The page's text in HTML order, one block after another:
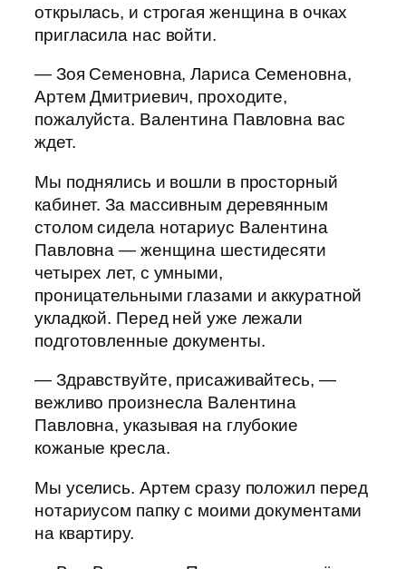
открылась, и строгая женщина в очках
пригласила нас войти.
— Зоя Семеновна, Лариса Семеновна,
Артем Дмитриевич, проходите,
пожалуйста. Валентина Павловна вас
ждет.
Мы поднялись и вошли в просторный
кабинет. За массивным деревянным
столом сидела нотариус Валентина
Павловна — женщина шестидесяти
четырех лет, с умными,
проницательными глазами и аккуратной
укладкой. Перед ней уже лежали
подготовленные документы.
— Здравствуйте, присаживайтесь, —
вежливо произнесла Валентина
Павловна, указывая на глубокие
кожаные кресла.
Мы уселись. Артем сразу положил перед
нотариусом папку с моими документами
на квартиру.